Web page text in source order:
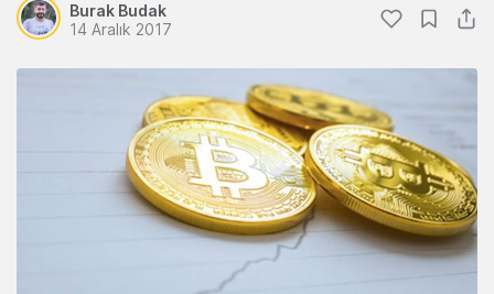
Burak Budak
14 Aralık 2017